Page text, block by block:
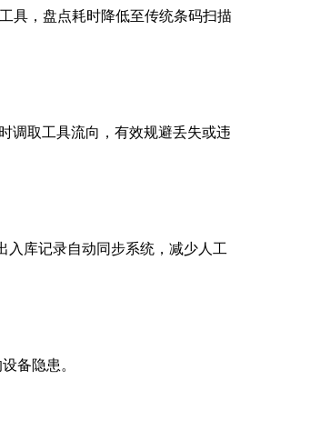
具，盘点耗时降低至传统条码扫描
调取工具流向，有效规避丢失或违
入库记录自动同步系统，减少人工
备隐患。